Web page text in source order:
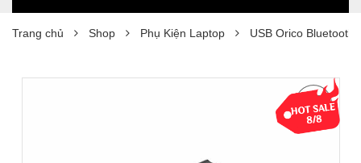
Trang chủ Shop Phụ Kiện Laptop USB Orico Bluetooth